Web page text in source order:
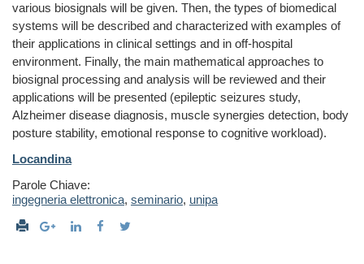
various biosignals will be given. Then, the types of biomedical
systems will be described and characterized with examples of
their applications in clinical settings and in off-hospital
environment. Finally, the main mathematical approaches to
biosignal processing and analysis will be reviewed and their
applications will be presented (epileptic seizures study,
Alzheimer disease diagnosis, muscle synergies detection, body
posture stability, emotional response to cognitive workload).
Locandina
Parole Chiave:
ingegneria elettronica, seminario, unipa